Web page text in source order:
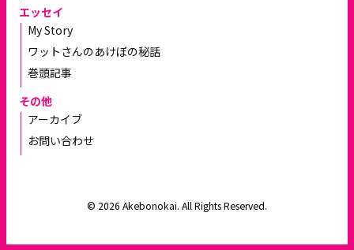
エッセイ
My Story
ワットさんのあけぼの秘話
巻頭記事
その他
アーカイブ
お問い合わせ
© 2026 Akebonokai. All Rights Reserved.